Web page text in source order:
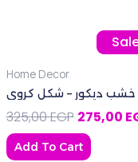
Home Decor
خشب ديكور – شكل كروي
325,00EGP
Original
275,00
Add To Cart